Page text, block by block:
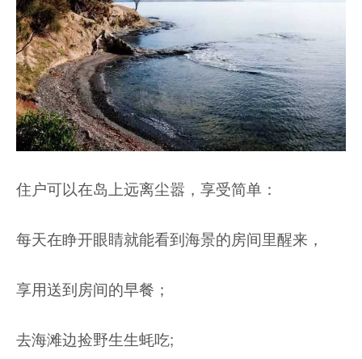
住户可以在岛上远离尘嚣，享受简单：
每天在睁开眼睛就能看到海景的房间里醒来，
享用送到房间的早餐；
去海滩边捡野生生蚝吃;